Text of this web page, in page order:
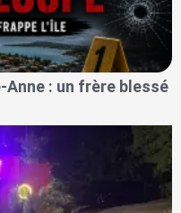
Anne : un frère blessé